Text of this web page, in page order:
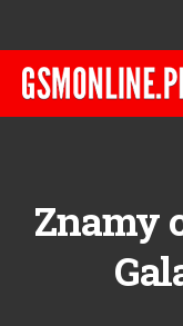
Znamy